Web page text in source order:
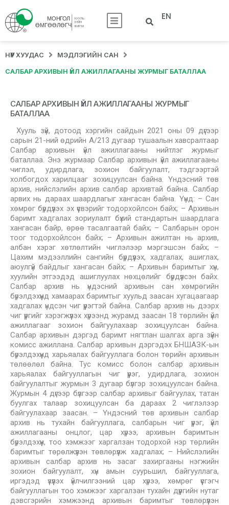
EN
НҮҮР ХУУДАС МЭДЛЭГИЙН САН
САЛБАР АРХИВЫН ҮЙЛ АЖИЛЛАГААНЫ ЖУРМЫГ БАТАЛЛАА
САЛБАР АРХИВЫН ҮЙЛ АЖИЛЛАГААНЫ ЖУРМЫГ
БАТАЛЛАА
Хууль зүй, дотоод хэргийн сайдын 2021 оны 09 дүгээр
сарын 21-ний өдрийн А/213 дугаар тушаалын хавсралтаар
Салбар архивын үйл ажиллагааны нийтлэг журмыг
баталлаа. Энэ журмаар Салбар архивын үйл ажиллагааны
чиглэл, удирдлага, зохион байгуулалт, тэдгээртэй
холбогдох харилцааг зохицуулсан байна. Үндэсний төв
архив, нийслэлийн архив салбар архивтай байна. Салбар
арвих нь дараах шаардлагыг хангасан байна. Үүнд: – Сан
хөмрөг бүрдүүлэх эх үүсвэрийг тодорхойлсон байх; – Архивын
баримт хадгалах зориулалт бүхий стандартын шаардлага
хангасан байр, өрөө тасалгаатай байх; – Салбарын орон
тоог тодорхойлсон байх; – Архивын ажилтан нь архив,
албан хэрэг хөтлөлтийн чиглэлээр мэргэшсэн байх; –
Цахим мэдээллийн сангийн бүрдүүлэх, хадгалах, ашиглах,
аюулгүй байдлыг хангасан байх; – Архивын баримтыг хүн,
хуулийн этгээдэд ашиглуулах нөхцөлийг бүрдүүлсэн байх.
Салбар архив нь үндэсний архивын сан хөмрөгийн
бүрэлдэхүүнд хамаарах баримтыг хуульд заасан хугацаагаар
хадгалах үндсэн чиг үүрэгтэй байна. Салбар архив нь дээрх
чиг үүргийг хэрэгжүүлэх хүрээнд журамд заасан 18 төрлийн үйл
ажиллагааг зохион байгуулахаар зохицуулсан байна.
Салбар архивын дэргэд баримт нягтлан шалгах арга зүйн
комисс ажиллана. Салбар архивын дэргэдэх БНШАЗК-ын
бүрэлдэхүүнд харьяалах байгууллага болон төрийн архивын
төлөөлөл байна. Тус комисс болон салбар архивын
харьяалах байгууллагын чиг үүрэг, удирдлага, зохион
байгуулалтыг журмын 3 дугаар бүлгэр зохицуулсан байна.
Журмын 4 дүгээр бүлгээр салбар архивыг байгуулах, татан
буулгах талаар зохицуулсан ба дараах 2 чиглэлээр
байгуулахаар заасан. – Үндэсний төв архивын салбар
архив нь тухайн байгууллага, салбарын чиг үүрэг, үйл
ажиллагааны онцлог, цар хүрээ, архивын баримтын
бүрэлдэхүүн, тоо хэмжээг харгалзан тодорхой нэр төрлийн
баримтыг төрөлжүүлэн төвлөрүүлж хадгалах; – Нийслэлийн
архивын салбар архив нь засаг захиргааны нэгжийн
зохион байгуулалт, хүн амын суурьшил, байгууллага,
иргэдэд үзүүлэх үйлчилгээний цар хүрээ, хөмрөг үүсгэгч
байгууллагын тоо хэмжээг харгалзан тухайн дүүргийн нутаг
дэвсгэрийн хэмжээнд архивын баримтыг төвлөрүүлэн